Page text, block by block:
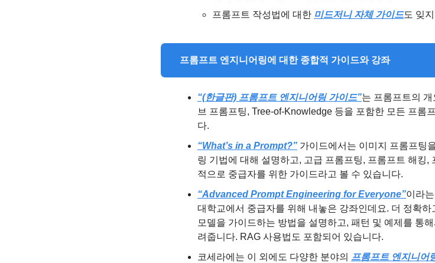
프롬프트 작성법에 대한 미드저니 자체 가이드도 잊
   프롬프트 엔지니어링에 대한 종합적 가이드와 강좌
“(한글판) 프롬프트 엔지니어링 가이드”는 프롬프트의 개
브 프롬프팅, Tree-of-Knowledge 등을 포함한 모든 프롬
다.
“What’s in a Prompt?” 가이드에서는 이미지 프롬프팅
링 기법에 대해 설명하고, 고급 프롬프팅, 프롬프트 해킹
적으로 중급자를 위한 가이드라고 볼 수 있습니다.
“Advanced Prompt Engineering for Everyone”이라
대학교에서 중급자를 위해 내놓은 강좌인데요. 더 정확
모델을 가이드하는 방법을 설명하고, 패턴 및 예제를 통
려줍니다. RAG 사용법도 포함되어 있습니다.
코세라에는 이 외에도 다양한 분야의 프롬프트 엔지니어